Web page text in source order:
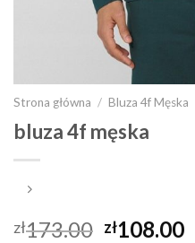
Strona główna / Bluza 4f Męska
bluza 4f męska
zł173.00 zł108.00